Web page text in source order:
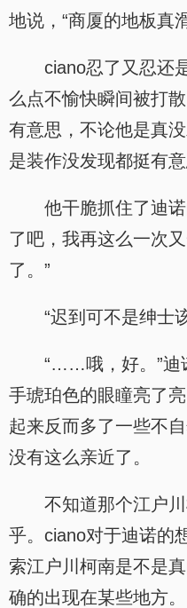
地说，“商厦的地板真
ciano忍了又忍还
么点不愉快瞬间被打
有意思，不论他是真
是装作没发现都挺有意
他干脆抓住了迪
了吧，我再这么一次
了。”
“迟到可不是绅士
“……哦，好。”迪
手琥珀色的眼瞳亮了
起来反而多了一些不
没有这么亲近了。
不知道那个江户
乎。ciano对于迪诺的
索江户川柯南是不是
确的出现在某些地方。